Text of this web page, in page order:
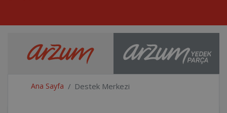
Ana Sayfa Destek Merkezi